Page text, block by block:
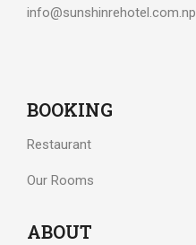
info@sunshinrehotel.com.np
BOOKING
Restaurant
Our Rooms
ABOUT